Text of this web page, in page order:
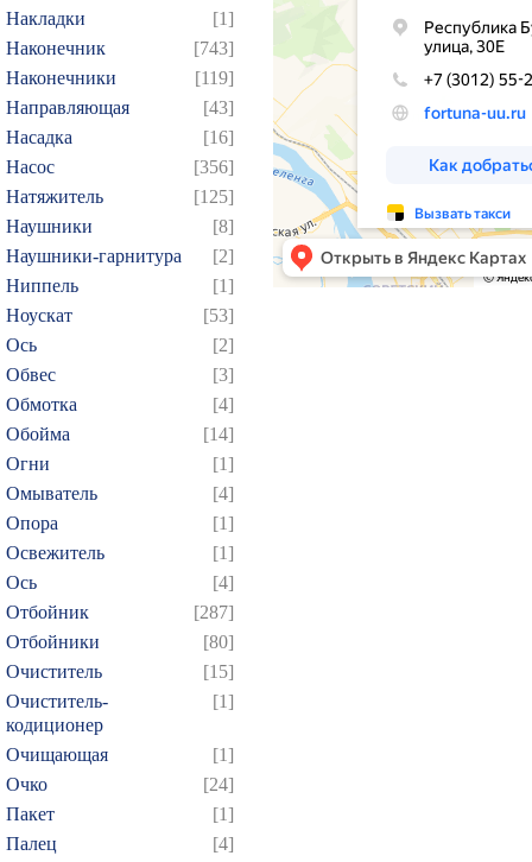
Накладки
[1]
Наконечник
[743]
Наконечники
[119]
Направляющая
[43]
Насадка
[16]
Насос
[356]
Натяжитель
[125]
Наушники
[8]
Наушники-гарнитура
[2]
Ниппель
[1]
Ноускат
[53]
Оcь
[2]
Обвес
[3]
Обмотка
[4]
Обойма
[14]
Огни
[1]
Омыватель
[4]
Опора
[1]
Освежитель
[1]
Ось
[4]
Отбойник
[287]
Отбойники
[80]
Очиститель
[15]
Очиститель-
кодиционер
[1]
Очищающая
[1]
Очко
[24]
Пакет
[1]
Палец
[4]